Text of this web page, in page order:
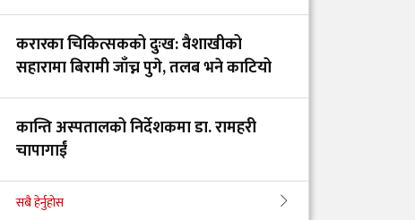
सेवा सहकार्य सम्झौता
गेटा विश्वविद्यालयको
शैक्षिक कार्यक्रमका लागि
चारवटा प्रादेशिक
गाभीले नेपाललाई ३ करोड
करारका चिकित्सकको दुःख: वैशाखीको
सहारामा बिरामी जाँच्न पुगे, तलब भने काटियो
कान्ति अस्पतालको निर्देशकमा डा. रामहरी
चापागाईं
डाक्टर र सांसदका चालकको तलब 'उस्तै' भन्दै
सबै हेर्नुहोस